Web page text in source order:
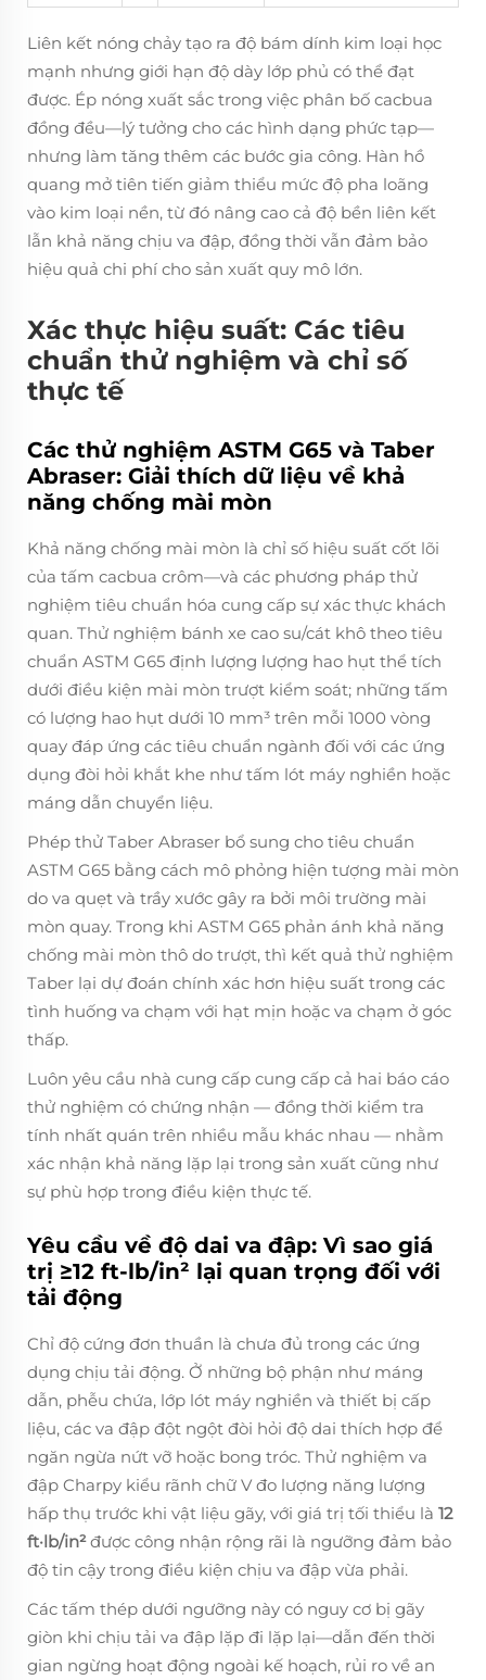
Liên kết nóng chảy tạo ra độ bám dính kim loại học
mạnh nhưng giới hạn độ dày lớp phủ có thể đạt
được. Ép nóng xuất sắc trong việc phân bố cacbua
đồng đều—lý tưởng cho các hình dạng phức tạp—
nhưng làm tăng thêm các bước gia công. Hàn hồ
quang mở tiên tiến giảm thiểu mức độ pha loãng
vào kim loại nền, từ đó nâng cao cả độ bền liên kết
lẫn khả năng chịu va đập, đồng thời vẫn đảm bảo
hiệu quả chi phí cho sản xuất quy mô lớn.
Xác thực hiệu suất: Các tiêu
chuẩn thử nghiệm và chỉ số
thực tế
Các thử nghiệm ASTM G65 và Taber
Abraser: Giải thích dữ liệu về khả
năng chống mài mòn
Khả năng chống mài mòn là chỉ số hiệu suất cốt lõi
của tấm cacbua crôm—và các phương pháp thử
nghiệm tiêu chuẩn hóa cung cấp sự xác thực khách
quan. Thử nghiệm bánh xe cao su/cát khô theo tiêu
chuẩn ASTM G65 định lượng lượng hao hụt thể tích
dưới điều kiện mài mòn trượt kiểm soát; những tấm
có lượng hao hụt dưới 10 mm³ trên mỗi 1000 vòng
quay đáp ứng các tiêu chuẩn ngành đối với các ứng
dụng đòi hỏi khắt khe như tấm lót máy nghiền hoặc
máng dẫn chuyển liệu.
Phép thử Taber Abraser bổ sung cho tiêu chuẩn
ASTM G65 bằng cách mô phỏng hiện tượng mài mòn
do va quẹt và trầy xước gây ra bởi môi trường mài
mòn quay. Trong khi ASTM G65 phản ánh khả năng
chống mài mòn thô do trượt, thì kết quả thử nghiệm
Taber lại dự đoán chính xác hơn hiệu suất trong các
tình huống va chạm với hạt mịn hoặc va chạm ở góc
thấp.
Luôn yêu cầu nhà cung cấp cung cấp cả hai báo cáo
thử nghiệm có chứng nhận — đồng thời kiểm tra
tính nhất quán trên nhiều mẫu khác nhau — nhằm
xác nhận khả năng lặp lại trong sản xuất cũng như
sự phù hợp trong điều kiện thực tế.
Yêu cầu về độ dai va đập: Vì sao giá
trị ≥12 ft-lb/in² lại quan trọng đối với
tải động
Chỉ độ cứng đơn thuần là chưa đủ trong các ứng
dụng chịu tải động. Ở những bộ phận như máng
dẫn, phễu chứa, lớp lót máy nghiền và thiết bị cấp
liệu, các va đập đột ngột đòi hỏi độ dai thích hợp để
ngăn ngừa nứt vỡ hoặc bong tróc. Thử nghiệm va
đập Charpy kiểu rãnh chữ V đo lượng năng lượng
hấp thụ trước khi vật liệu gãy, với giá trị tối thiểu là 12
ft·lb/in²được công nhận rộng rãi là ngưỡng đảm bảo
độ tin cậy trong điều kiện chịu va đập vừa phải.
Các tấm thép dưới ngưỡng này có nguy cơ bị gãy
giòn khi chịu tải va đập lặp đi lặp lại—dẫn đến thời
gian ngừng hoạt động ngoài kế hoạch, rủi ro về an